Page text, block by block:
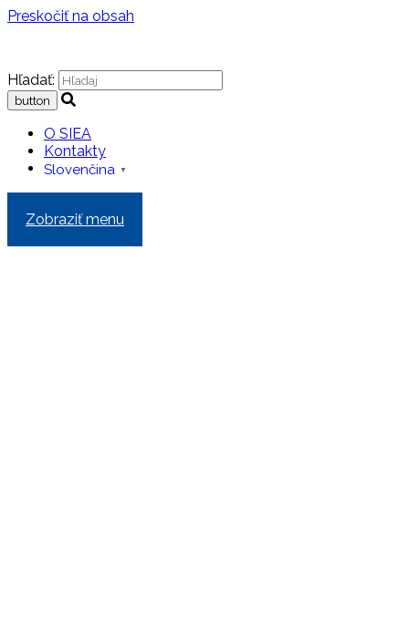
Preskočiť na obsah
Hľadať:
O SIEA
Kontakty
Slovenčina ▼
Zobraziť menu